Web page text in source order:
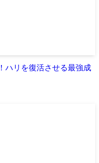
ハリを復活させる最強成